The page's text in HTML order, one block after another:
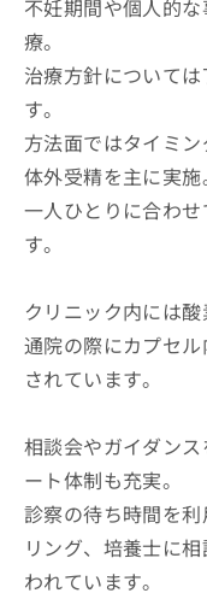
不妊期間や個人的
療。
治療方針について
す。
方法面ではタイミ
体外受精を主に実施
一人ひとりに合わ
す。
クリニック内には酸
通院の際にカプセ
されています。
相談会やガイダン
ート体制も充実。
診察の待ち時間を
リング、培養士に
われています。